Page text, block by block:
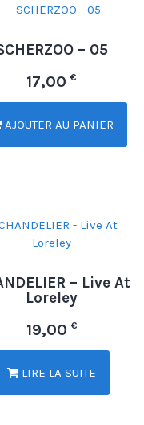
– 05
17,00€
AJOUTER AU PANIER
– Live At
Loreley
19,00 €
LIRE LA SUITE